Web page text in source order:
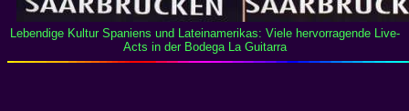
Lebendige Kultur Spaniens und Lateinamerikas: Viele hervorragende Live-
Acts in der Bodega La Guitarra